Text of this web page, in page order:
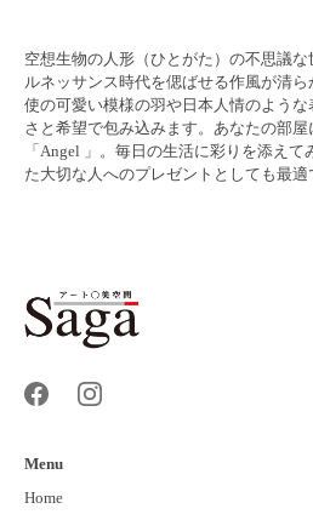
空想生物の人形（ひとがた）の不思議
ルネッサンス時代を偲ばせる作風が清
使の可愛い模様の羽や日本人情のよう
さと希望で包み込みます。あなたの部
「Angel 」。毎日の生活に彩りを添え
た大切な人へのプレゼントとしても最適
Menu
Home